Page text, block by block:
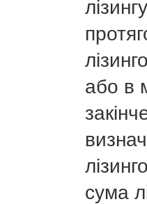
або в
сума